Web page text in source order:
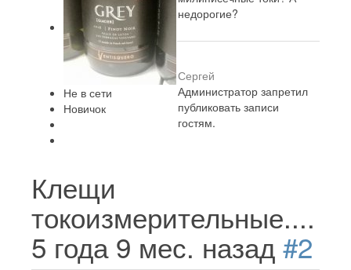
Не в сети
Новичок
недорогие?
Сергей
Администратор запретил
публиковать записи
гостям.
Клещи
токоизмерительные....
5 года 9 мес. назад #2